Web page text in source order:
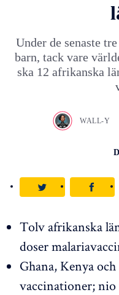
Under de senaste
barn, tack vare
ska 12 afrikanska
WALL-Y
Tolv afrikanska
doser
Ghana, Kenya
vaccinationer;